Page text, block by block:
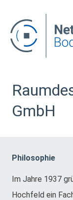
GmbH
Philosophie
Im Jahre 1937
Hochfeld ein